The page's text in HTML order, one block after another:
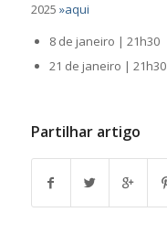
2025 »aqui
8 de janeiro | 21h30
21 de janeiro | 21h30
Partilhar artigo